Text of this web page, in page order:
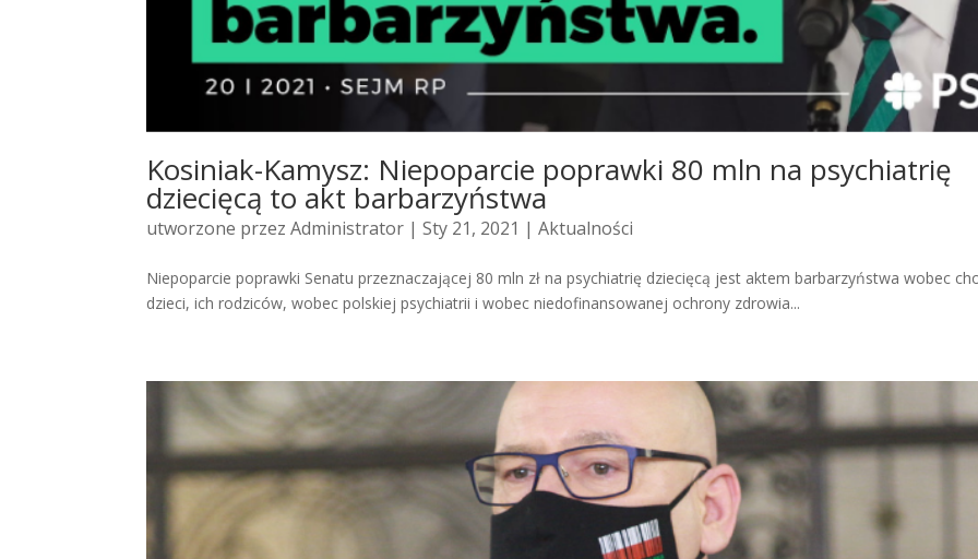
Kosiniak-Kamysz: Niepoparcie poprawki 80 mln na psychiatrię
dziecięcą to akt barbarzyństwa
utworzone przezAdministrator | Sty 21, 2021 |Aktualności
Niepoparcie poprawki Senatu przeznaczającej 80 mln zł na psychiatrię dziecięcą jest aktem barbarzyństwa wobec
dzieci, ich rodziców, wobec polskiej psychiatrii i wobec niedofinansowanej ochrony zdrowia...